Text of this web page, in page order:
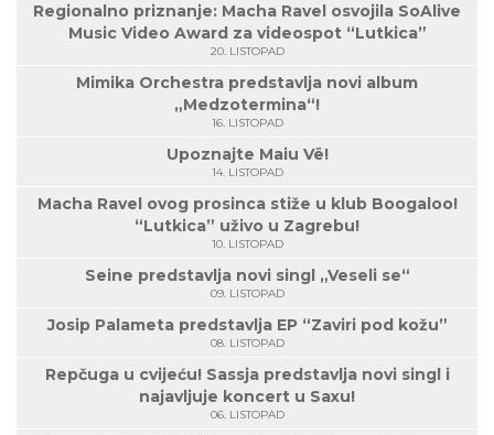
Regionalno priznanje: Macha Ravel osvojila SoAlive
Music Video Award za videospot “Lutkica”
20. LISTOPAD
Mimika Orchestra predstavlja novi album
„Medzotermina“!
16. LISTOPAD
Upoznajte Maiu Vë!
14. LISTOPAD
Macha Ravel ovog prosinca stiže u klub Boogaloo!
“Lutkica” uživo u Zagrebu!
10. LISTOPAD
Seine predstavlja novi singl „Veseli se“
09. LISTOPAD
Josip Palameta predstavlja EP “Zaviri pod kožu”
08. LISTOPAD
Repčuga u cvijeću! Sassja predstavlja novi singl i
najavljuje koncert u Saxu!
06. LISTOPAD